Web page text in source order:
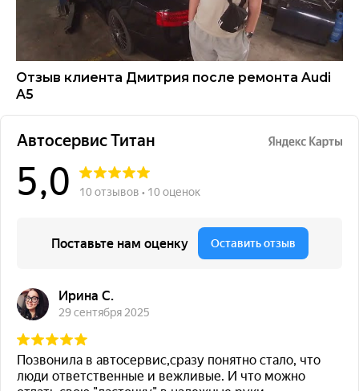
Отзыв клиента Дмитрия после ремонта Audi
A5